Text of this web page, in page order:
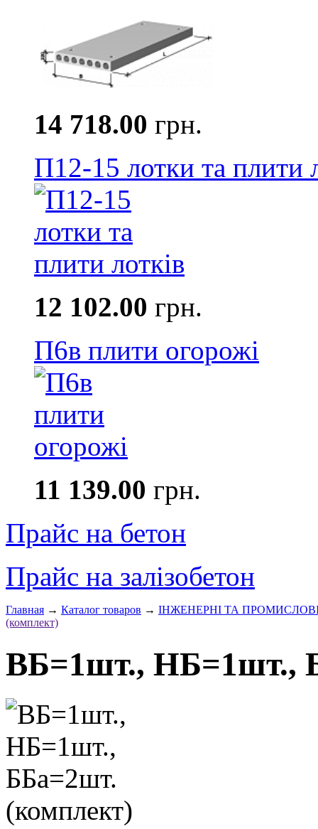
14 718.00 грн.
П12-15 лотки та плити
12 102.00 грн.
П6в плити огорожі
11 139.00 грн.
Прайс на бетон
Прайс на залізобетон
Главная → Каталог товаров → ІНЖЕНЕРНІ ТА
(комплект)
ВБ=1шт., НБ=1шт.,